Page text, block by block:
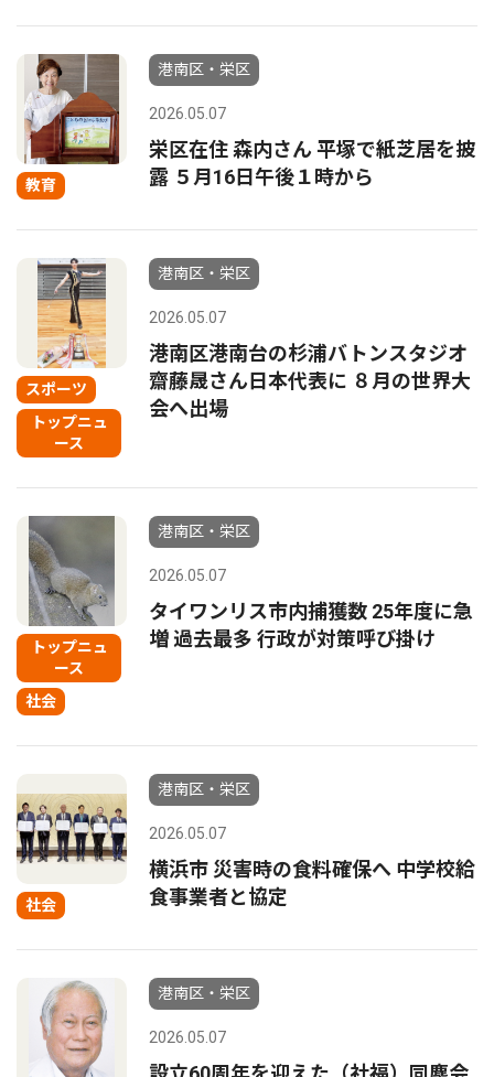
教育
港南区・栄区
2026.05.07
栄区在住 森内さん 平塚で紙芝居を披
露 ５月16日午後１時から
スポーツ
トップニュ
ース
港南区・栄区
2026.05.07
港南区港南台の杉浦バトンスタジオ
齋藤晟さん日本代表に ８月の世界大
会へ出場
トップニュ
ース
社会
港南区・栄区
2026.05.07
タイワンリス市内捕獲数 25年度に急
増 過去最多 行政が対策呼び掛け
社会
港南区・栄区
2026.05.07
横浜市 災害時の食料確保へ 中学校給
食事業者と協定
港南区・栄区
2026.05.07